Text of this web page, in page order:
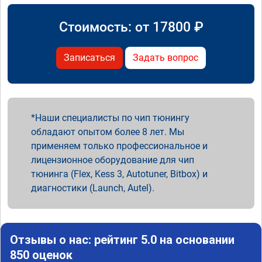
Стоимость: от 17800 ₽
Записаться Задать вопрос
Наши специалисты по чип тюнингу
обладают опытом более 8 лет. Мы
применяем только профессиональное и
лицензионное оборудование для чип
тюнинга (Flex, Kess 3, Autotuner, Bitbox) и
диагностики (Launch, Autel).
Отзывы о нас: рейтинг 5.0 на основании
850 оценок